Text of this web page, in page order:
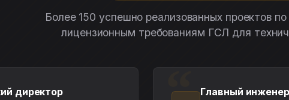
Более 150 успешно реализованных проектов
лицензионным требованиям ГСЛ для
директор
Главный